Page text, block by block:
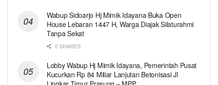
Wabup Sidoarjo Hj Mimik Idayana Buka Open
House Lebaran 1447 H, Warga Diajak Silaturahmi
Tanpa Sekat
0 SHARES
Lobby Wabup Hj Mimik Idayana, Pemerintah Pusat
Kucurkan Rp 84 Miliar Lanjutan Betonisasi Jl